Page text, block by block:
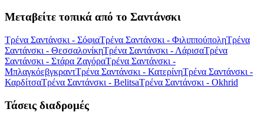
Μεταβείτε τοπικά από το Σαντάνσκι
Τρένα Σαντάνσκι - ΣόφιαΤρένα Σαντάνσκι - ΦιλιππούποληΤρένα
Σαντάνσκι - ΘεσσαλονίκηΤρένα Σαντάνσκι - ΛάρισαΤρένα
Σαντάνσκι - Στάρα ΖαγόραΤρένα Σαντάνσκι -
ΜπλαγκόεβγκραντΤρένα Σαντάνσκι - ΚατερίνηΤρένα Σαντάνσκι -
ΚαρδίτσαΤρένα Σαντάνσκι - BelitsaΤρένα Σαντάνσκι - Okhrid
Τάσεις διαδρομές